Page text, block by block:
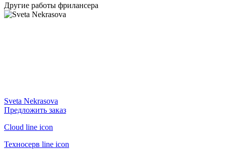
Другие работы фрилансера
Sveta Nekrasova
Предложить заказ
Cloud line icon
Техносерв line icon